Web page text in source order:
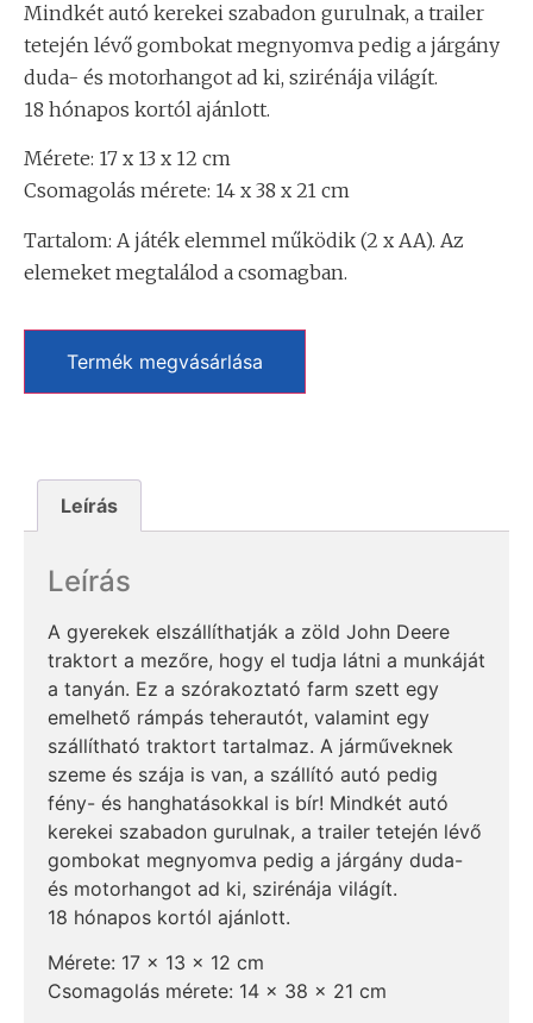
Mindkét autó kerekei szabadon gurulnak, a trailer
tetején lévő gombokat megnyomva pedig a járgány
duda- és motorhangot ad ki, szirénája világít.
18 hónapos kortól ajánlott.
Mérete: 17 x 13 x 12 cm
Csomagolás mérete: 14 x 38 x 21 cm
Tartalom: A játék elemmel működik (2 x AA). Az
elemeket megtalálod a csomagban.
Termék megvásárlása
Leírás
Leírás
A gyerekek elszállíthatják a zöld John Deere
traktort a mezőre, hogy el tudja látni a munkáját
a tanyán. Ez a szórakoztató farm szett egy
emelhető rámpás teherautót, valamint egy
szállítható traktort tartalmaz. A járműveknek
szeme és szája is van, a szállító autó pedig
fény- és hanghatásokkal is bír! Mindkét autó
kerekei szabadon gurulnak, a trailer tetején lévő
gombokat megnyomva pedig a járgány duda-
és motorhangot ad ki, szirénája világít.
18 hónapos kortól ajánlott.
Mérete: 17 x 13 x 12 cm
Csomagolás mérete: 14 x 38 x 21 cm